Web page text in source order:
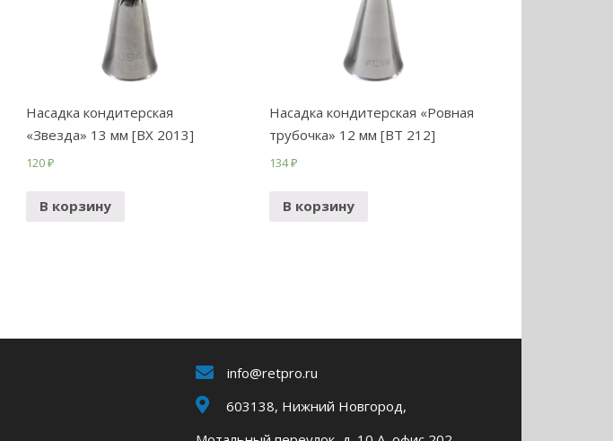
Насадка кондитерская
«Звезда» 13 мм [BX 2013]
120₽
В корзину
Насадка кондитерская «Ровная
трубочка» 12 мм [BT 212]
134₽
В корзину
info@retpro.ru
603138, Нижний Новгород,